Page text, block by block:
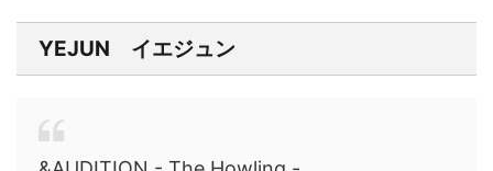
YEJUN イエジュン